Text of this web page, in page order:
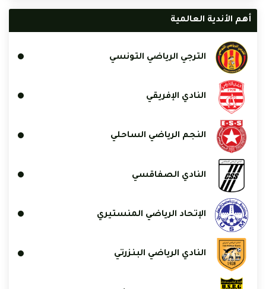
أهم الأندية العالمية
الترجي الرياضي التونسي
النادي الإفريقي
النجم الرياضي الساحلي
النادي الصفاقسي
الإتحاد الرياضي المنستيري
النادي الرياضي البنزرتي